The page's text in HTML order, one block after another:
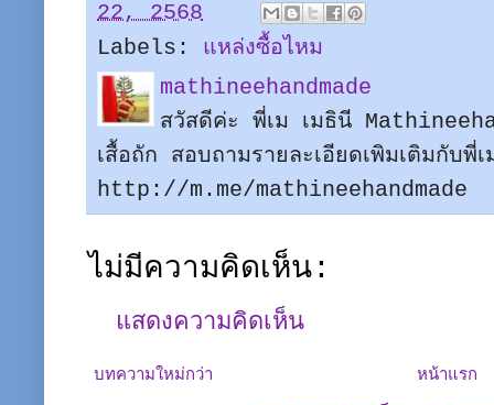
22, 2568
Labels: แหล่งซื้อไหม
mathineehandmade
สวัสดีค่ะ พี่เม เมธินี
เสื้อถัก สอบถามรายละเอียดเพิมเติมกับ
http://m.me/mathineehandmade
ไม่มีความคิดเห็น:
แสดงความคิดเห็น
บทความใหม่กว่า หน้าแรก